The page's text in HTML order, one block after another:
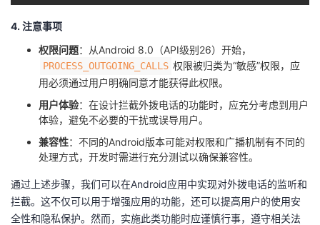
4. 注意事项
权限问题：从Android 8.0（API级别26）开始，​
​PROCESS_OUTGOING_CALLS​ ​权限被归类为“敏感”权限，应
用必须通过用户明确同意才能获得此权限。
用户体验：在设计拦截外拨电话的功能时，应充分考虑到用户
体验，避免不必要的干扰或误导用户。
兼容性：不同的Android版本可能对权限和广播机制有不同的
处理方式，开发时需进行充分测试以确保兼容性。
通过上述步骤，我们可以在Android应用中实现对外拨电话的监听和
拦截。这不仅可以用于增强应用的功能，还可以提高用户的使用安
全性和隐私保护。然而，实施此类功能时应谨慎行事，遵守相关法